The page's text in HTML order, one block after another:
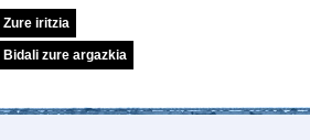
Zure iritzia
Bidali zure argazkia